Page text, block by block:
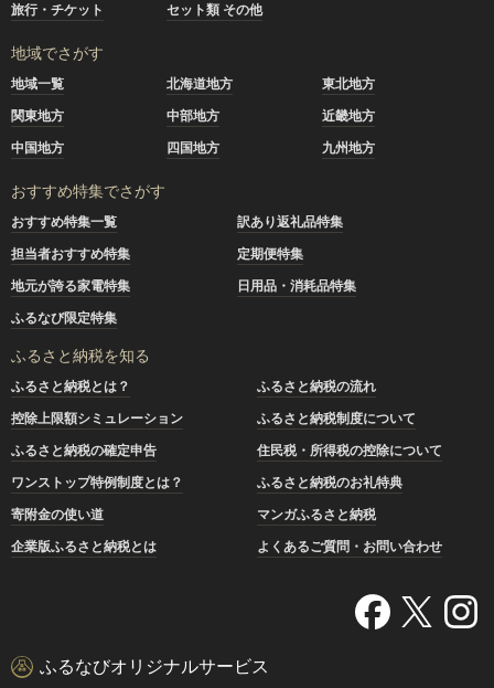
旅行・チケット
セット類 その他
地域でさがす
地域一覧 北海道地方
東北地方
関東地方
中部地方
近畿地方
中国地方
四国地方 九州地方
おすすめ特集でさがす
おすすめ特集一覧
訳あり返礼品特集
担当者おすすめ特集
定期便特集
地元が誇る家電特集
日用品・消耗品特集
ふるなび限定特集
ふるさと納税を知る
ふるさと納税とは？
ふるさと納税の流れ
控除上限額シミュレーション
ふるさと納税制度について
ふるさと納税の確定申告
住民税・所得税の控除について
ワンストップ特例制度とは？
ふるさと納税のお礼特典
寄附金の使い道
マンガふるさと納税
企業版ふるさと納税とは
よくあるご質問・お問い合わせ
ふるなびオリジナルサービス